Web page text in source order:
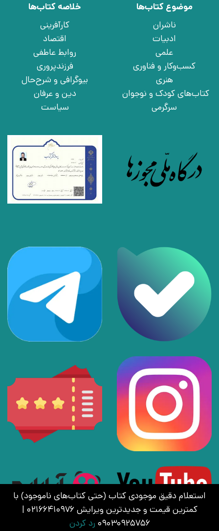
استعلام دقیق موجودی کتاب (حتی کتاب‌های ناموجود) با
کمترین قیمت و جدیدترین ویرایش 02166410976 |
09030925756 رد کردن
موضوع کتاب‌ها
ناشران
ادبیات
علمی
کسب‌وکار و فناوری
هنری
کتاب‌های کودک و نوجوان
سرگرمی
خلاصه کتاب‌ها
کارآفرینی
اقتصاد
روابط عاطفی
فرزندپروری
بیوگرافی و شرح‌حال
دین و عرفان
سیاست